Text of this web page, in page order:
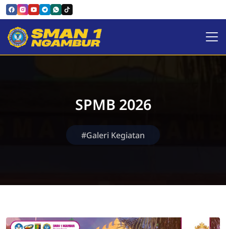
SMAN 1 NGAMBUR
SPMB 2026
#Galeri Kegiatan